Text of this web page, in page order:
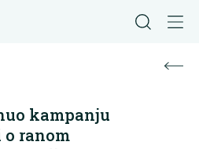
kampanju
ranom